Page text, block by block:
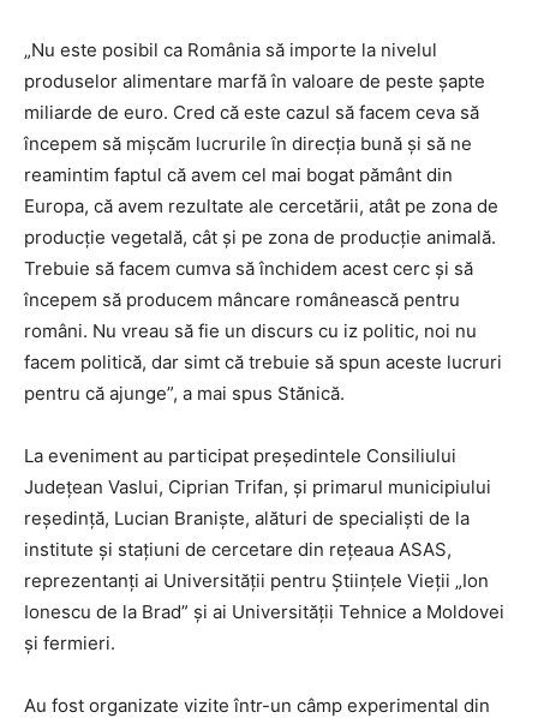
„Nu este posibil ca România să importe la nivelul
produselor alimentare marfă în valoare de peste șapte
miliarde de euro. Cred că este cazul să facem ceva să
începem să mișcăm lucrurile în direcția bună și să ne
reamintim faptul că avem cel mai bogat pământ din
Europa, că avem rezultate ale cercetării, atât pe zona de
producție vegetală, cât și pe zona de producție animală.
Trebuie să facem cumva să închidem acest cerc și să
începem să producem mâncare românească pentru
români. Nu vreau să fie un discurs cu iz politic, noi nu
facem politică, dar simt că trebuie să spun aceste lucruri
pentru că ajunge”, a mai spus Stănică.
La eveniment au participat președintele Consiliului
Județean Vaslui, Ciprian Trifan, și primarul municipiului
reședință, Lucian Braniște, alături de specialiști de la
institute și stațiuni de cercetare din rețeaua ASAS,
reprezentanți ai Universității pentru Științele Vieții „Ion
Ionescu de la Brad” și ai Universității Tehnice a Moldovei
și fermieri.
Au fost organizate vizite într-un câmp experimental din